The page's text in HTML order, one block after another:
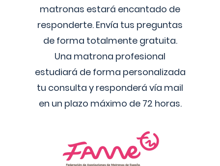
matronas estará encantado de
responderte. Envía tus preguntas
de forma totalmente gratuita.
Una matrona profesional
estudiará de forma personalizada
tu consulta y responderá vía mail
en un plazo máximo de 72 horas.